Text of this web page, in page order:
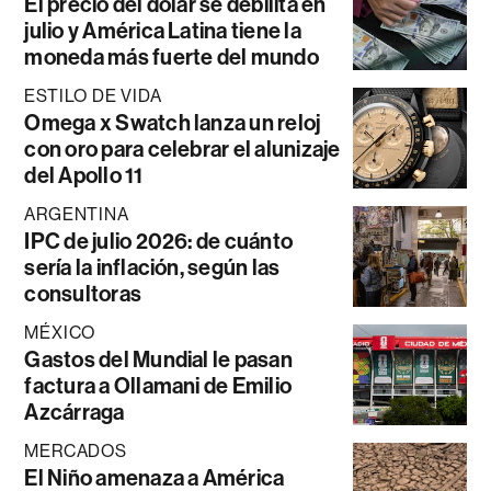
julio y América Latina tiene la
moneda más fuerte del mundo
ESTILO DE VIDA
Omega x Swatch lanza un reloj
con oro para celebrar el alunizaje
del Apollo 11
ARGENTINA
IPC de julio 2026: de cuánto
sería la inflación, según las
consultoras
MÉXICO
Gastos del Mundial le pasan
factura a Ollamani de Emilio
Azcárraga
MERCADOS
El Niño amenaza a América